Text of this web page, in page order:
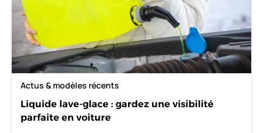
Actus & modèles récents
Liquide lave-glace : gardez une visibilité
parfaite en voiture